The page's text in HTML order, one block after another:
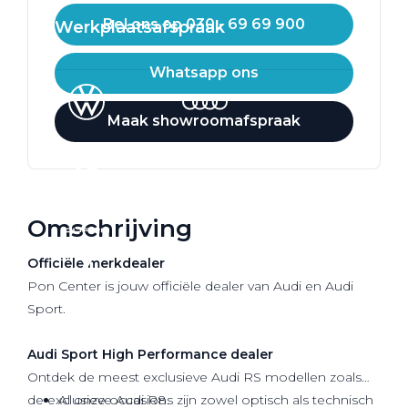
Werkplaatsafspraak
Bel ons op 030 - 69 69 900
Whatsapp ons
Maak showroomafspraak
Omschrijving
Officiële merkdealer
Pon Center is jouw officiële dealer van Audi en Audi
Sport.
Audi Sport High Performance dealer
Ontdek de meest exclusieve Audi RS modellen zoals
de exclusieve Audi R8.
Al onze occasions zijn zowel optisch als technisch